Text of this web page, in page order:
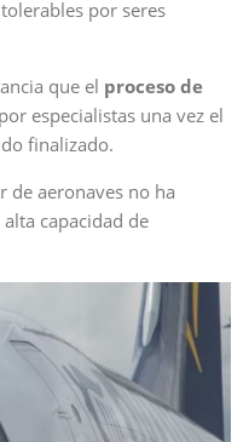
por seres
que el proceso de
especialistas una vez el
finalizado.
de aeronaves no ha
capacidad de